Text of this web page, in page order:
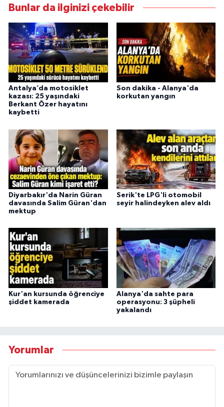
Bunlar da ilginizi çekebilir
Antalya’da motosiklet
kazası: 25 yaşındaki
Berkant Özer hayatını
kaybetti
Son dakika - Alanya'da
korkutan yangın
Diyarbakır'da Narin Güran
davasında Salim Güran'dan
mektup
Serik'te LPG'li otomobil
seyir halindeyken alev aldı
Kur'an kursunda öğrenciye
şiddet kamerada
Alanya'da sahte para
operasyonu: 3 şüpheli
yakalandı
Yorumlar